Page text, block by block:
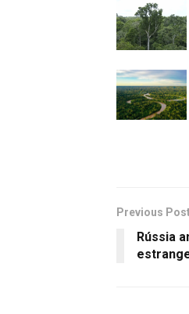
Previous Post
Rússia